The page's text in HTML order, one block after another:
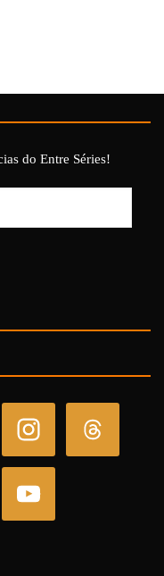
do Entre Séries!